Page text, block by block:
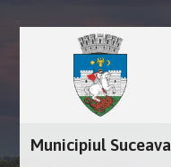
Municipiul Suceava